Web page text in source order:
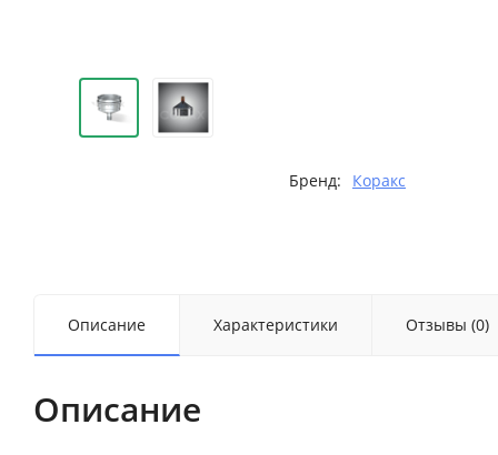
Бренд: Коракс
Описание Характеристики Отзывы (0)
Описание